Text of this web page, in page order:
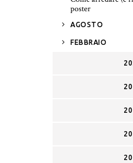
poster
► AGOSTO
► FEBBRAIO